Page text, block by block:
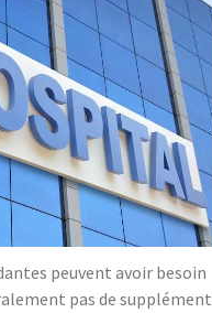
peuvent avoir besoin
pas de supplément